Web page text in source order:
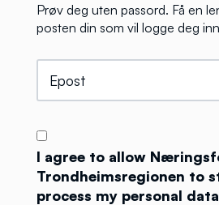
Prøv deg uten passord. Få en
posten din som vil logge deg
I agree to allow
Trondheimsregionen to
process my personal